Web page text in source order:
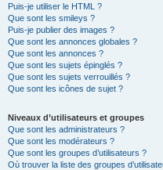
Puis-je utiliser le HTML ?
Que sont les smileys ?
Puis-je publier des images ?
Que sont les annonces globales ?
Que sont les annonces ?
Que sont les sujets épinglés ?
Que sont les sujets verrouillés ?
Que sont les icônes de sujet ?
Niveaux d’utilisateurs et groupes
Que sont les administrateurs ?
Que sont les modérateurs ?
Que sont les groupes d’utilisateurs ?
Où trouver la liste des groupes